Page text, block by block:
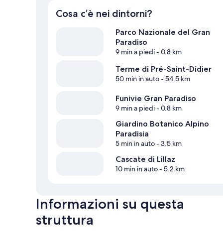
Cosa c’è nei dintorni?
Parco Nazionale del Gran
Paradiso
9 min a piedi- 0.8 km
Terme di Pré-Saint-Didier
50 min in auto- 54.5 km
Funivie Gran Paradiso
9 min a piedi- 0.8 km
Giardino Botanico Alpino
Paradisia
5 min in auto- 3.5 km
Cascate di Lillaz
10 min in auto- 5.2 km
Informazioni su questa
struttura